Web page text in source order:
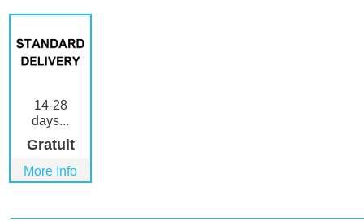
14-28
days...
Gratuit
More Info